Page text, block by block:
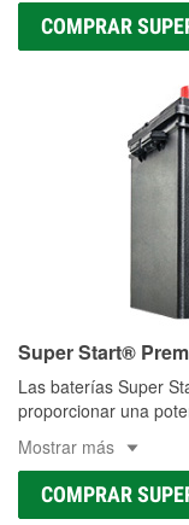
COMPRAR
Super Start®
Las baterías Super
proporcionar una
Mostrar más
COMPRAR